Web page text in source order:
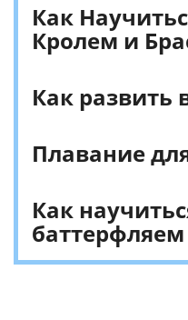
Как
Кролем и
Как развить
Плавание
Как
баттерфляем